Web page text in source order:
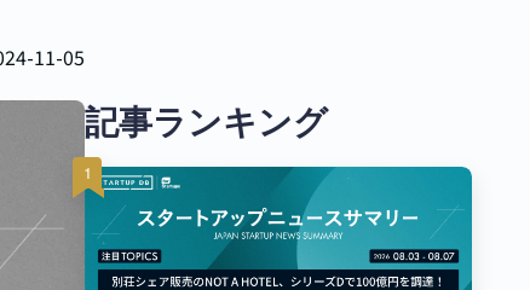
11-05
記事ランキング